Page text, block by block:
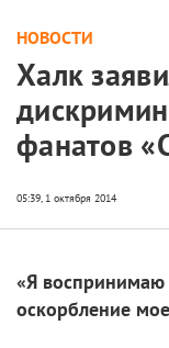
НОВОСТИ
Халк
фанатов
«Я воспринимаю
оскорбление